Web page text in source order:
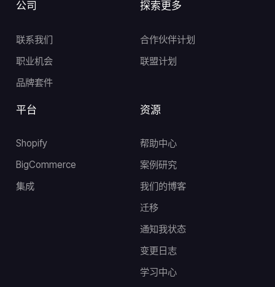
公司
联系我们
职业机会
品牌套件
资源
帮助中心
案例研究
我们的博客
迁移
通知我状态
变更日志
学习中心
探索更多
合作伙伴计划
联盟计划
平台
Shopify
BigCommerce
集成